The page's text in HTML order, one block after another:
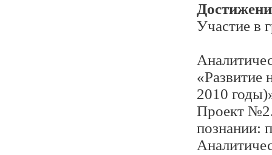
Участие в
«Развитие
2010
Проект
познании: